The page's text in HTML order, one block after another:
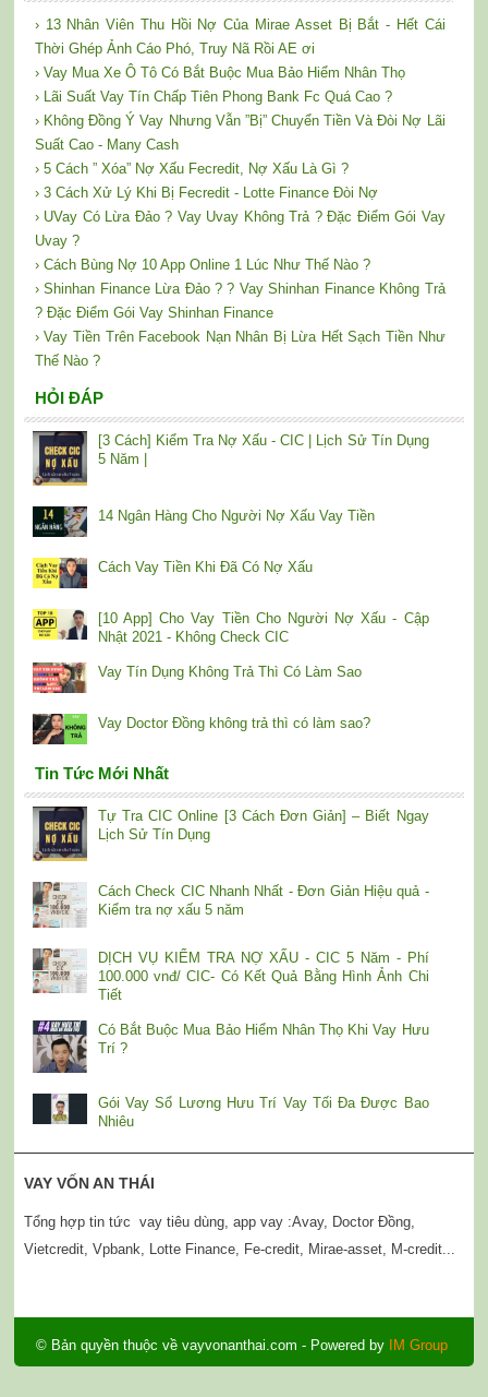
› 13 Nhân Viên Thu Hồi Nợ Của Mirae Asset Bị Bắt - Hết Cái
Thời Ghép Ảnh Cáo Phó, Truy Nã Rồi AE ơi
› Vay Mua Xe Ô Tô Có Bắt Buộc Mua Bảo Hiểm Nhân Thọ
› Lãi Suất Vay Tín Chấp Tiên Phong Bank Fc Quá Cao ?
› Không Đồng Ý Vay Nhưng Vẫn ”Bị” Chuyển Tiền Và Đòi Nợ Lãi
Suất Cao - Many Cash
› 5 Cách ” Xóa” Nợ Xấu Fecredit, Nợ Xấu Là Gì ?
› 3 Cách Xử Lý Khi Bị Fecredit - Lotte Finance Đòi Nợ
› UVay Có Lừa Đảo ? Vay Uvay Không Trả ? Đặc Điểm Gói Vay
Uvay ?
› Cách Bùng Nợ 10 App Online 1 Lúc Như Thế Nào ?
› Shinhan Finance Lừa Đảo ? ? Vay Shinhan Finance Không Trả
? Đặc Điểm Gói Vay Shinhan Finance
› Vay Tiền Trên Facebook Nạn Nhân Bị Lừa Hết Sạch Tiền Như
Thế Nào ?
HỎI ĐÁP
[3 Cách] Kiểm Tra Nợ Xấu - CIC | Lịch Sử Tín Dụng
5 Năm |
14 Ngân Hàng Cho Người Nợ Xấu Vay Tiền
Cách Vay Tiền Khi Đã Có Nợ Xấu
[10 App] Cho Vay Tiền Cho Người Nợ Xấu - Cập
Nhật 2021 - Không Check CIC
Vay Tín Dụng Không Trả Thì Có Làm Sao
Vay Doctor Đồng không trả thì có làm sao?
Tin Tức Mới Nhất
Tự Tra CIC Online [3 Cách Đơn Giản] – Biết Ngay
Lịch Sử Tín Dụng
Cách Check CIC Nhanh Nhất - Đơn Giản Hiệu quả -
Kiểm tra nợ xấu 5 năm
DỊCH VỤ KIỂM TRA NỢ XẤU - CIC 5 Năm - Phí
100.000 vnđ/ CIC- Có Kết Quả Bằng Hình Ảnh Chi
Tiết
Có Bắt Buộc Mua Bảo Hiểm Nhân Thọ Khi Vay Hưu
Trí ?
Gói Vay Sổ Lương Hưu Trí Vay Tối Đa Được Bao
Nhiêu
VAY VỐN AN THÁI
Tổng hợp tin tức vay tiêu dùng, app vay :Avay, Doctor Đồng,
Vietcredit, Vpbank, Lotte Finance, Fe-credit, Mirae-asset, M-credit...
© Bản quyền thuộc vềvayvonanthai.com - Powered by IM Group